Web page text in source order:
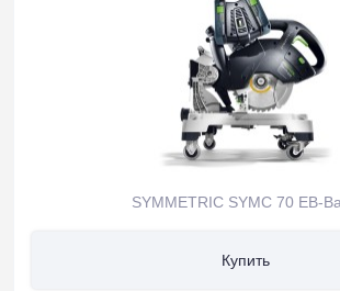
SYMMETRIC SYMC 70 EB-
Купить